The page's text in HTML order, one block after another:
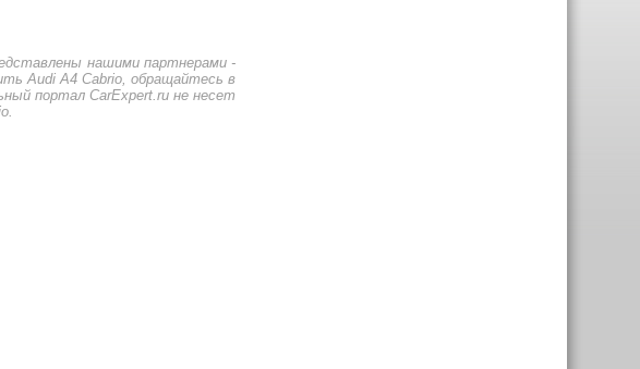
нашими партнерами -
Audi A4 Cabrio, обращайтесь в
портал CarExpert.ru не несет